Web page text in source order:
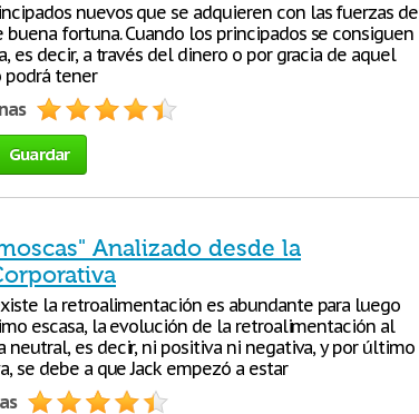
nuevos que se adquieren con las fuerzas de
fortuna. Cuando los principados se consiguen
es decir, a través del dinero o por gracia de aquel
podrá tener
Guardar
Analizado desde la
la retroalimentación es abundante para luego
escasa, la evolución de la retroalimentación al
es decir, ni positiva ni negativa, y por último
se debe a que Jack empezó a estar